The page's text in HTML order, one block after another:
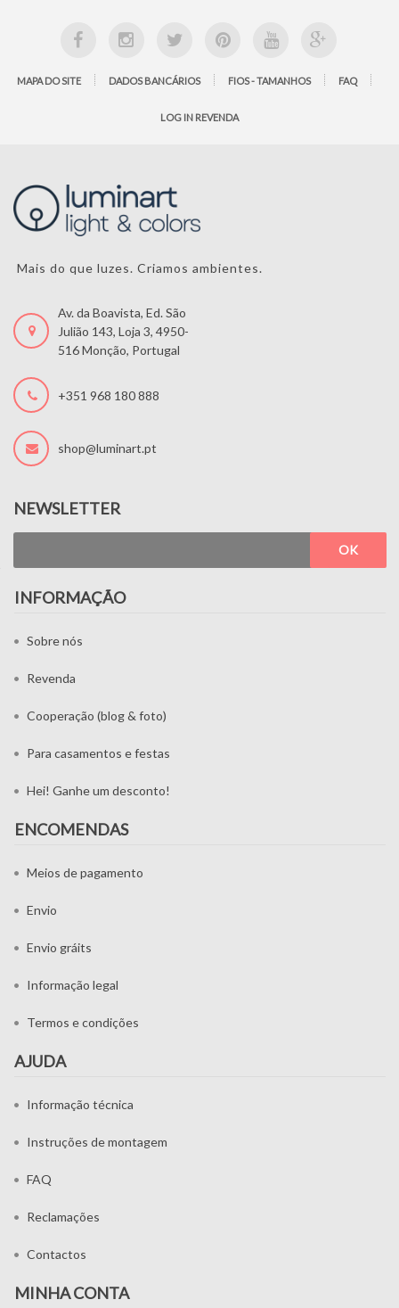
MAPA DO SITE DADOS BANCÁRIOS FIOS - TAMANHOS FAQ
LOG IN REVENDA
Mais do que luzes. Criamos ambientes.
Av. da Boavista, Ed. São
Julião 143, Loja 3, 4950-
516 Monção, Portugal
+351 968 180 888
shop@luminart.pt
NEWSLETTER
OK
INFORMAÇÃO
Sobre nós
Revenda
Cooperação (blog & foto)
Para casamentos e festas
Hei! Ganhe um desconto!
ENCOMENDAS
Meios de pagamento
Envio
Envio gráits
Informação legal
Termos e condições
AJUDA
Informação técnica
Instruções de montagem
FAQ
Reclamações
Contactos
MINHA CONTA